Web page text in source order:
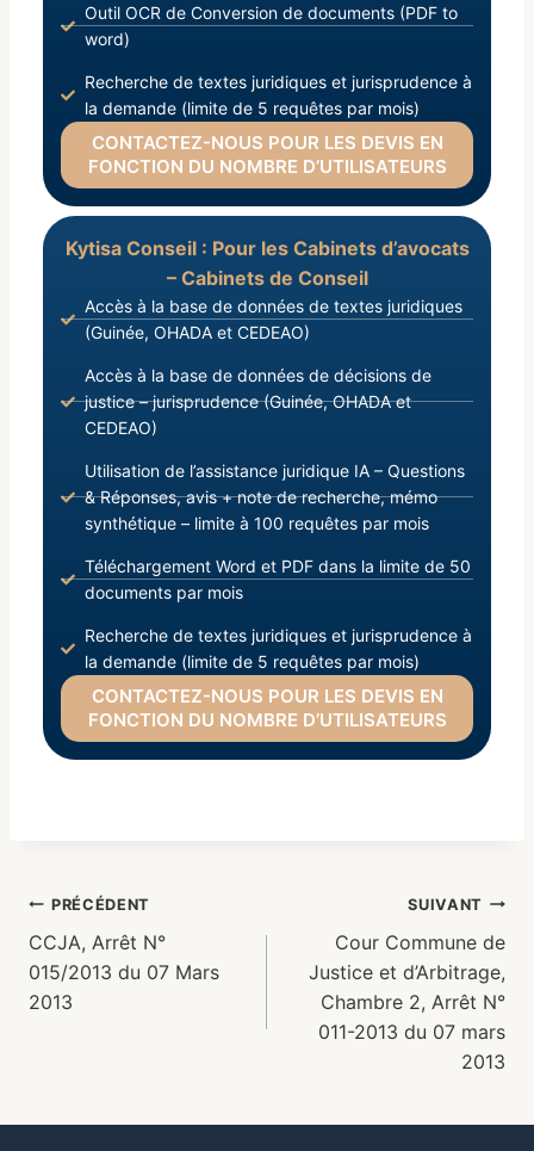
Outil OCR de Conversion de documents (PDF to
word)
Recherche de textes juridiques et jurisprudence à
la demande (limite de 5 requêtes par mois)
CONTACTEZ-NOUS POUR LES DEVIS EN
FONCTION DU NOMBRE D’UTILISATEURS
Kytisa Conseil : Pour les Cabinets d’avocats
– Cabinets de Conseil
Accès à la base de données de textes juridiques
(Guinée, OHADA et CEDEAO)
Accès à la base de données de décisions de
justice – jurisprudence (Guinée, OHADA et
CEDEAO)
Utilisation de l’assistance juridique IA – Questions
& Réponses, avis + note de recherche, mémo
synthétique – limite à 100 requêtes par mois
Téléchargement Word et PDF dans la limite de 50
documents par mois
Recherche de textes juridiques et jurisprudence à
la demande (limite de 5 requêtes par mois)
CONTACTEZ-NOUS POUR LES DEVIS EN
FONCTION DU NOMBRE D’UTILISATEURS
PRÉCÉDENT
CCJA, Arrêt N°
015/2013 du 07 Mars
2013
SUIVANT
Cour Commune de
Justice et d’Arbitrage,
Chambre 2, Arrêt N°
011-2013 du 07 mars
2013